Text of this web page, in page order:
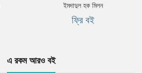
ইমদাদুল হক মিলন
ফ্রি বই
এ রকম আরও বই